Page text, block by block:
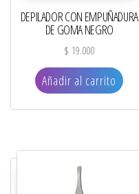
DEPILADOR CON EMPUÑADURA
DE GOMA NEGRO
$ 19.000
Añadir al carrito